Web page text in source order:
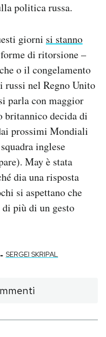
politica russa.
giorni si stanno
di ritorsione –
o il congelamento
nel Regno Unito
parla con maggior
britannico decida di
prossimi Mondiali
inglese
May è stata
dia una risposta
si aspettano che
più di un gesto
- SERGEI SKRIPAL